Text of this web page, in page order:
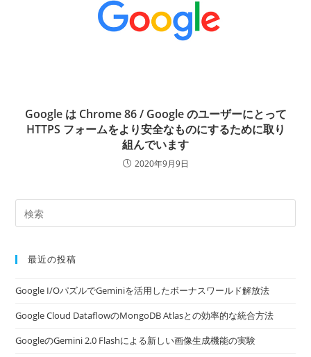
Google は Chrome 86 / Google のユーザーにとって
HTTPS フォームをより安全なものにするために取り
組んでいます
2020年9月9日
最近の投稿
Google I/OパズルでGeminiを活用したボーナスワールド解放法
Google Cloud DataflowのMongoDB Atlasとの効率的な統合方法
GoogleのGemini 2.0 Flashによる新しい画像生成機能の実験